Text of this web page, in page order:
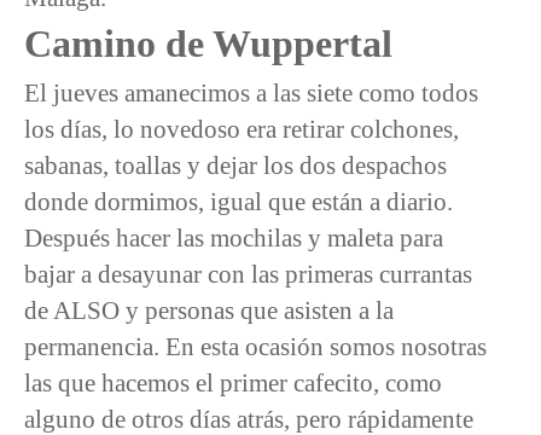
Camino de Wuppertal
El jueves amanecimos a las siete como todos
los días, lo novedoso era retirar colchones,
sabanas, toallas y dejar los dos despachos
donde dormimos, igual que están a diario.
Después hacer las mochilas y maleta para
bajar a desayunar con las primeras currantas
de ALSO y personas que asisten a la
permanencia. En esta ocasión somos nosotras
las que hacemos el primer cafecito, como
alguno de otros días atrás, pero rápidamente